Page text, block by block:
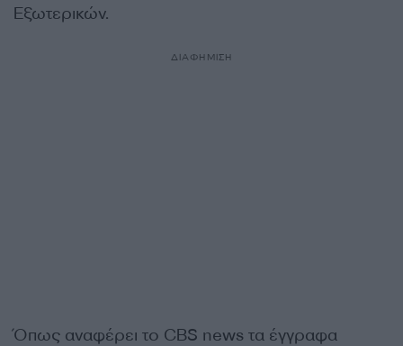
Εξωτερικών.
ΔΙΑΦΗΜΙΣΗ
Όπως αναφέρει το CBS news τα έγγραφα